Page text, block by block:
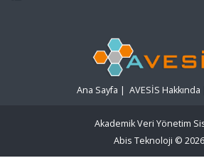
Ana Sayfa | AVESİS Hakkında
Akademik Veri Yönetim
Abis Teknoloji © 2026